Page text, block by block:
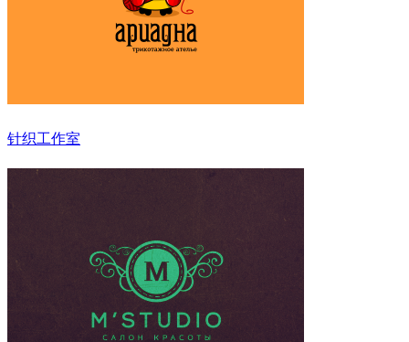
针织工作室